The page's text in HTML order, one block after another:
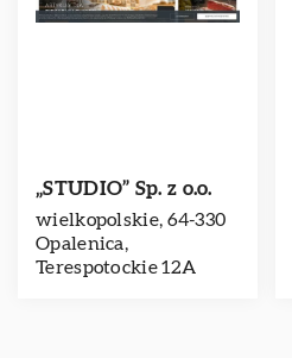
„STUDIO” Sp. z o.o.
wielkopolskie, 64-330
Opalenica,
Terespotockie 12A